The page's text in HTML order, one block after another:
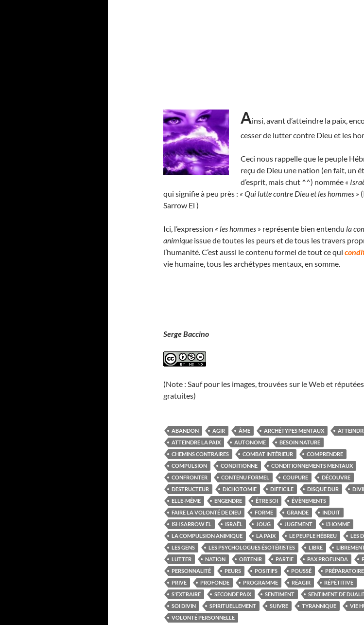
Ainsi, avant d’atteindre la paix,
cesser de lutter contre Dieu et les
Ceci nous rappelle que le peuple
reçu de Dieu une nation (en fait, un
d’esprit, mais chut ^^) nommée «
qui signifie à peu près : « Qui lutte contre Dieu et les hommes »
Sarrow El )
Ici, l’expression « les hommes » représente bien entendu la
animique issue de toutes les peurs et de tous les travers
l’humanité. C’est aussi le contenu formel de tout ce qui
vie humaine, tous les archétypes mentaux, en somme.
Serge Baccino
(Note : Sauf pour les images, trouvées sur le Web et
gratuites)
ABANDON AGIR ÂME ARCHÉTYPES MENTAUX
ATTEINDRE LA PAIX
AUTONOME
BESOIN NATURE
CHEMINS CONTRAIRES
COMBAT INTÉRIEUR
COMPRENDRE
COMPULSION
CONDITIONNE
CONDITIONNEMENTS MENTAUX
CONFRONTER
CONTENU FORMEL COUPURE
DÉCOUVRE
DESTRUCTEUR
DICHOTOMIE DIFFICILE DISQUE DUR
ELLE-MÊME
ENGENDRE ÊTRE SOI
ÉVÈNEMENTS
FAIRE LA VOLONTÉ DE DIEU
FORME GRANDE
INDUIT
ISH SARROW EL
ISRAËL JOUG JUGEMENT
L’HOMME
LA COMPULSION ANIMIQUE
LA PAIX LE PEUPLE HÉBREU
LES
LES GENS
LES PSYCHOLOGUES ÉSOTÉRISTES LIBRE
LUTTER
NATION OBTENIR PARTIE PAX PROFUNDA
PERSONNALITÉ
PEURS POSITIFS POUSSÉ
PRIVE
PROFONDE PROGRAMME RÉAGIR
RÉPÉTITIVE
S'EXTRAIRE
SECONDE PAIX SENTIMENT
SENTIMENT DE
SOI DIVIN
SPIRITUELLEMENT SUIVRE TYRANNIQUE
VIE
VOLONTÉ PERSONNELLE